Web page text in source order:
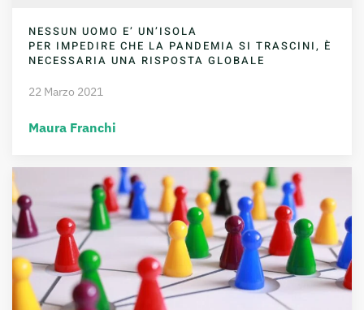
NESSUN UOMO E’ UN’ISOLA
PER IMPEDIRE CHE LA PANDEMIA SI TRASCINI, È
NECESSARIA UNA RISPOSTA GLOBALE
22 Marzo 2021
Maura Franchi